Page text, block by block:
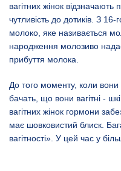
вагітних жінок відзначають
чутливість до дотиків. З 16-
молоко, яке називається
народження молозиво
прибуття молока.
До того моменту, коли вони
бачать, що вони вагітні -
вагітних жінок гормони
має шовковистий блиск.
вагітності». У цей час у